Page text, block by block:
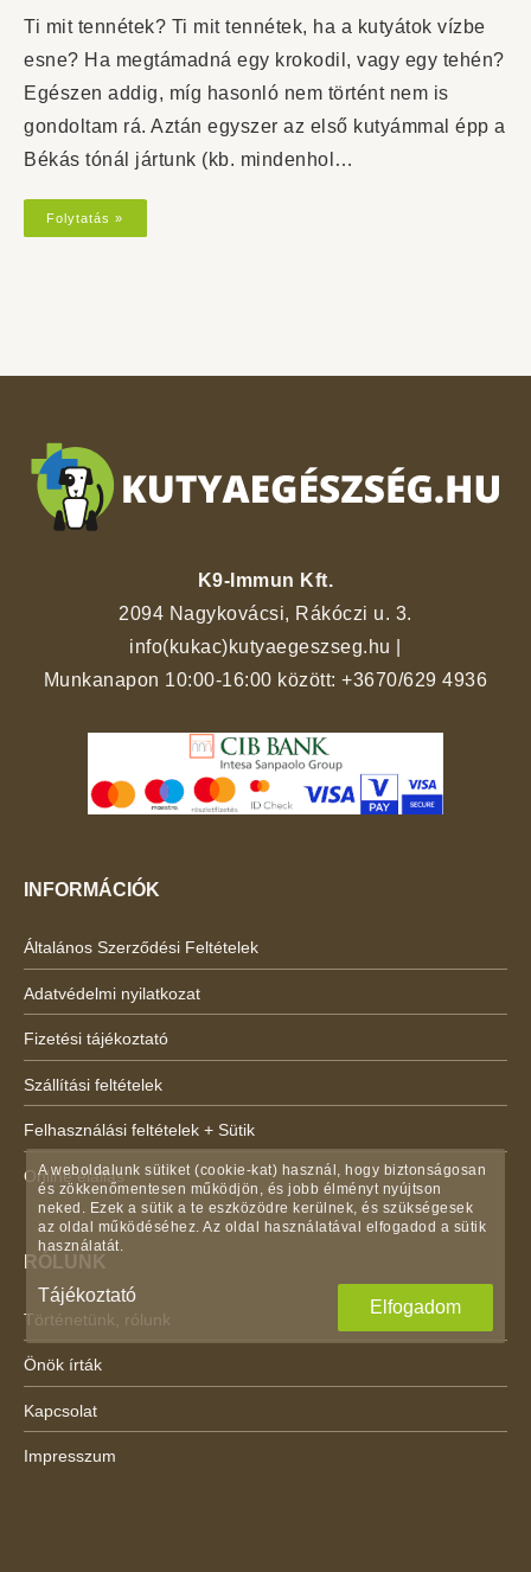
Ti mit tennétek? Ti mit tennétek, ha a kutyátok vízbe
esne? Ha megtámadná egy krokodil, vagy egy tehén?
Egészen addig, míg hasonló nem történt nem is
gondoltam rá. Aztán egyszer az első kutyámmal épp a
Békás tónál jártunk (kb. mindenhol…
Folytatás »
K9-Immun Kft.
2094 Nagykovácsi, Rákóczi u. 3.
info(kukac)kutyaegeszseg.hu
Munkanapon 10:00-16:00 között:+3670/629 4936
INFORMÁCIÓK
Általános Szerződési Feltételek
Adatvédelmi nyilatkozat
Fizetési tájékoztató
Szállítási feltételek
Felhasználási feltételek + Sütik
Online elállás
RÓLUNK
Történetünk, rólunk
Önök írták
Kapcsolat
Impresszum
A weboldalunk sütiket (cookie-kat) használ, hogy biztonságosan
és zökkenőmentesen működjön, és jobb élményt nyújtson
neked. Ezek a sütik a te eszközödre kerülnek, és szükségesek
az oldal működéséhez. Az oldal használatával elfogadod a sütik
használatát.
Tájékoztató
Elfogadom